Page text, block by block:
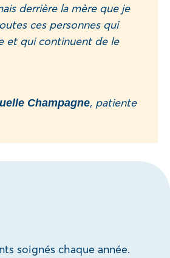
derrière la mère que je
ces personnes qui
et qui continuent de le
Champagne, patiente
soignés chaque année.